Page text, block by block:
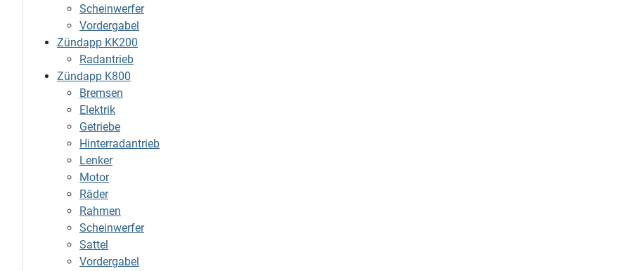
Scheinwerfer
Vordergabel
Zündapp KK200
Radantrieb
Zündapp K800
Bremsen
Elektrik
Getriebe
Hinterradantrieb
Lenker
Motor
Räder
Rahmen
Scheinwerfer
Sattel
Vordergabel